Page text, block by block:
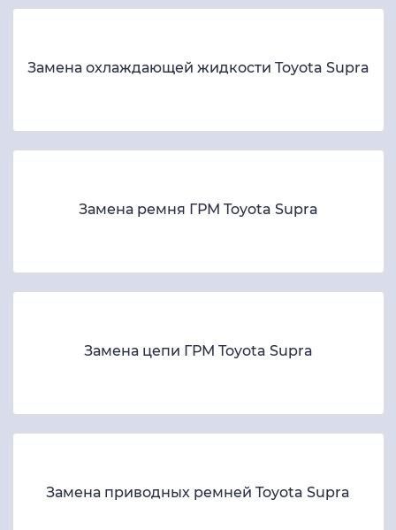
Замена охлаждающей жидкости Toyota Supra
Замена ремня ГРМ Toyota Supra
Замена цепи ГРМ Toyota Supra
Замена приводных ремней Toyota Supra